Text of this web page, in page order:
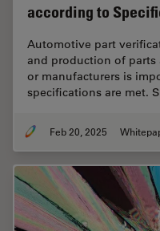
according to
Automotive part
and production of
or manufacturers is
specifications are met.
Feb 20, 2025